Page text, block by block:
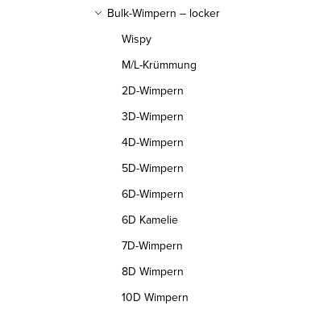
Bulk-Wimpern – locker
Wispy
M/L-Krümmung
2D-Wimpern
3D-Wimpern
4D-Wimpern
5D-Wimpern
6D-Wimpern
6D Kamelie
7D-Wimpern
8D Wimpern
10D Wimpern